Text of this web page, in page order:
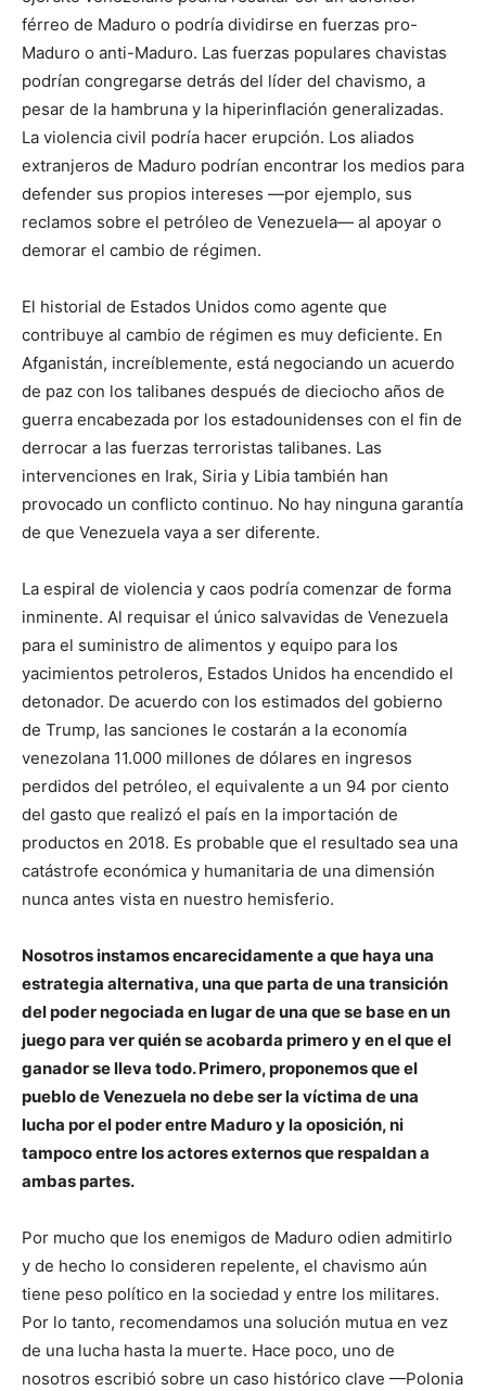
férreo de Maduro o podría dividirse en fuerzas pro-
Maduro o anti-Maduro. Las fuerzas populares chavistas
podrían congregarse detrás del líder del chavismo, a
pesar de la hambruna y la hiperinflación generalizadas.
La violencia civil podría hacer erupción. Los aliados
extranjeros de Maduro podrían encontrar los medios para
defender sus propios intereses —por ejemplo, sus
reclamos sobre el petróleo de Venezuela— al apoyar o
demorar el cambio de régimen.
El historial de Estados Unidos como agente que
contribuye al cambio de régimen es muy deficiente. En
Afganistán, increíblemente, está negociando un acuerdo
de paz con los talibanes después de dieciocho años de
guerra encabezada por los estadounidenses con el fin de
derrocar a las fuerzas terroristas talibanes. Las
intervenciones en Irak, Siria y Libia también han
provocado un conflicto continuo. No hay ninguna garantía
de que Venezuela vaya a ser diferente.
La espiral de violencia y caos podría comenzar de forma
inminente. Al requisar el único salvavidas de Venezuela
para el suministro de alimentos y equipo para los
yacimientos petroleros, Estados Unidos ha encendido el
detonador. De acuerdo con los estimados del gobierno
de Trump, las sanciones le costarán a la economía
venezolana 11.000 millones de dólares en ingresos
perdidos del petróleo, el equivalente a un 94 por ciento
del gasto que realizó el país en la importación de
productos en 2018. Es probable que el resultado sea una
catástrofe económica y humanitaria de una dimensión
nunca antes vista en nuestro hemisferio.
Nosotros instamos encarecidamente a que haya una
estrategia alternativa, una que parta de una transición
del poder negociada en lugar de una que se base en un
juego para ver quién se acobarda primero y en el que el
ganador se lleva todo. Primero, proponemos que el
pueblo de Venezuela no debe ser la víctima de una
lucha por el poder entre Maduro y la oposición, ni
tampoco entre los actores externos que respaldan a
ambas partes.
Por mucho que los enemigos de Maduro odien admitirlo
y de hecho lo consideren repelente, el chavismo aún
tiene peso político en la sociedad y entre los militares.
Por lo tanto, recomendamos una solución mutua en vez
de una lucha hasta la muerte. Hace poco, uno de
nosotros escribió sobre un caso histórico clave —Polonia